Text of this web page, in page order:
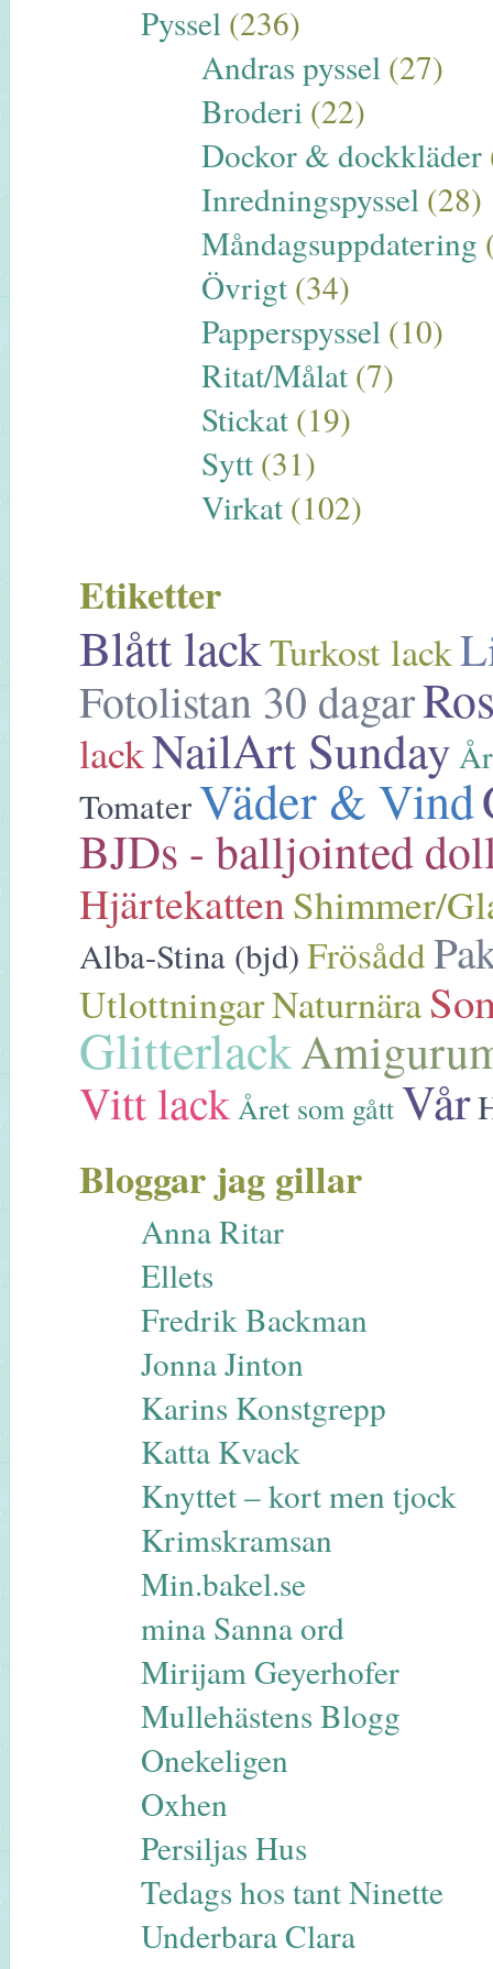
Pyssel(236)
Andras pyssel (27)
Broderi (22)
Dockor & dockkläder
Inredningspyssel (28)
Måndagsuppdatering
Övrigt (34)
Papperspyssel (10)
Ritat/Målat (7)
Stickat (19)
Sytt (31)
Virkat (102)
Etiketter
Blått lackTurkost lack
Fotolistan 30 dagar
lackNailArt Sunday
TomaterVäder & Vind
BJDs - balljointed
HjärtekattenShimmer/
Alba-Stina (bjd)Frösådd
UtlottningarNaturnära
Glitterlack
Vitt lack Året som gått Vår
Bloggar jag gillar
Anna Ritar
Ellets
Fredrik Backman
Jonna Jinton
Karins Konstgrepp
Katta Kvack
Knyttet – kort men tjock
Krimskramsan
Min.bakel.se
mina Sanna ord
Mirijam Geyerhofer
Mullehästens Blogg
Onekeligen
Oxhen
Persiljas Hus
Tedags hos tant Ninette
Underbara Clara